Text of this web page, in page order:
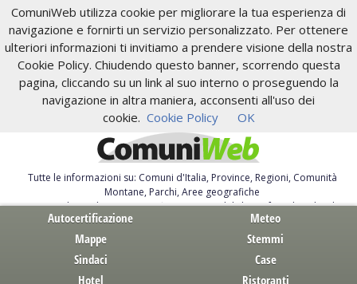
ComuniWeb utilizza cookie per migliorare la tua esperienza di
navigazione e fornirti un servizio personalizzato. Per ottenere
ulteriori informazioni ti invitiamo a prendere visione della nostra
Cookie Policy. Chiudendo questo banner, scorrendo questa
pagina, cliccando su un link al suo interno o proseguendo la
navigazione in altra maniera, acconsenti all'uso dei
cookie. Cookie Policy OK
Tutte le informazioni su: Comuni d'Italia, Province, Regioni, Comunità
Montane, Parchi, Aree geografiche
Servizi al Cittadino. Autocertificazione, moduli, leggi, free download
Autocertificazione
Meteo
Mappe
Stemmi
Sindaci
Case
Hotel
Ristoranti